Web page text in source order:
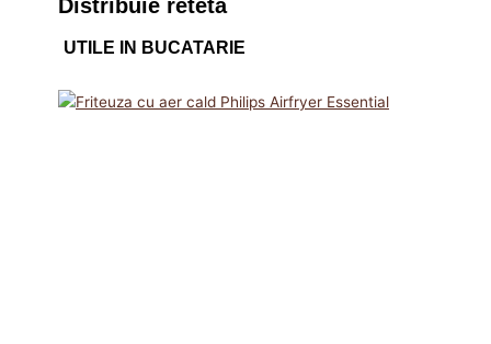
Distribuie reteta
UTILE IN BUCATARIE